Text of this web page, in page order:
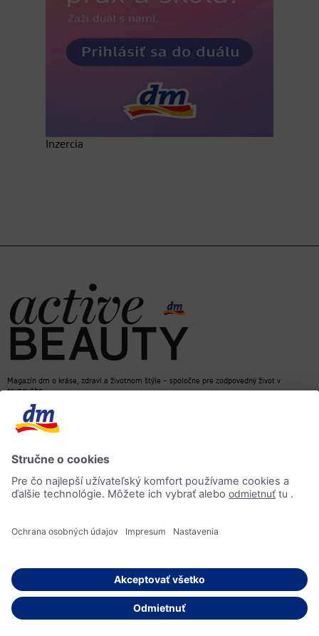
Inzercia
Magazín dm o kráse, zdraví a životnom štýle – spoločne pre zodpovedný život v
rovnováhe
© 2026 dm drogerie markt, spol. s r.o.